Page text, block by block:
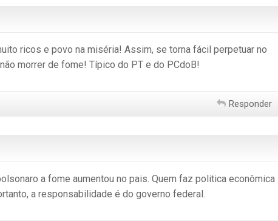
ricos e povo na miséria! Assim, se torna fácil perpetuar no
morrer de fome! Típico do PT e do PCdoB!
Responder
a fome aumentou no pais. Quem faz politica econômica
a responsabilidade é do governo federal.